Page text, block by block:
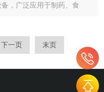
，广泛应用于制药、食
下一页 末页